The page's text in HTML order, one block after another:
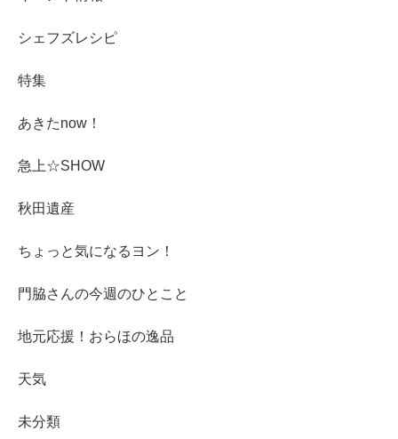
シェフズレシピ
特集
あきたnow！
急上☆SHOW
秋田遺産
ちょっと気になるヨン！
門脇さんの今週のひとこと
地元応援！おらほの逸品
天気
未分類